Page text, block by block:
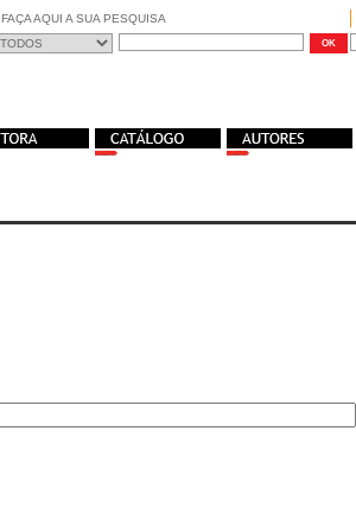
FAÇA AQUI A SUA PESQUISA